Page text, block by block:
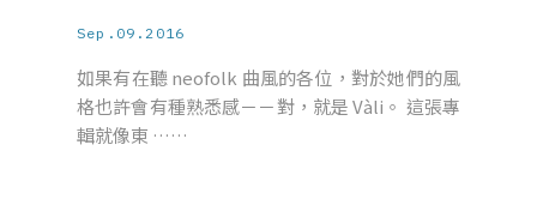
Sep.09.2016
如果有在聽 neofolk 曲風的各位，對於她們的風
格也許會有種熟悉感－－對，就是 Vàli。 這張專
輯就像東 ……